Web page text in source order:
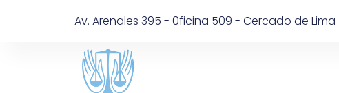
Av. Arenales 395 - 0ficina 509 - Cercado de Lima